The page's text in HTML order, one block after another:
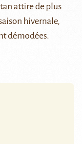
attire de plus
hivernale,
démodées.